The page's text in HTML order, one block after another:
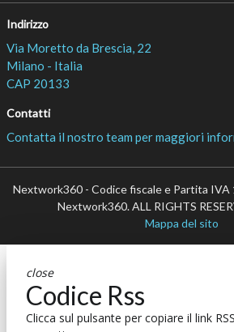
Indirizzo
Via Moretto da Brescia, 22
Milano - Italia
CAP 20133
Contatti
Contatta il nostro team per maggiori
Nextwork360 - Codice fiscale e Partita
Nextwork360. ALL RIGHTS
Mappa del sito
close
Codice Rss
Clicca sul pulsante per copiare il link